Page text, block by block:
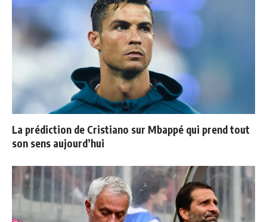
La prédiction de Cristiano sur Mbappé qui prend tout
son sens aujourd’hui